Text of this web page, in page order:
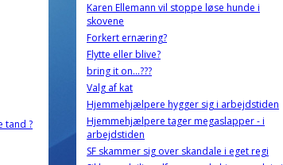
tand ?
Karen Ellemann vil stoppe løse hunde i
skovene
Forkert ernæring?
Flytte eller blive?
bring it on...???
Valg af kat
Hjemmehjælpere hygger sig i arbejdstiden
Hjemmehjælpere tager megaslapper - i
arbejdstiden
SF skammer sig over skandale i eget regi